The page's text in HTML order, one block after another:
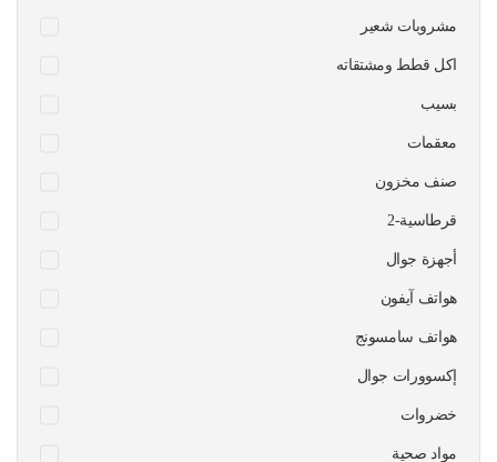
مشروبات شعير
اكل قطط ومشتقاته
بسيب
معقمات
صنف مخزون
قرطاسية-2
أجهزة جوال
هواتف آيفون
هواتف سامسونج
إكسوورات جوال
خضروات
مواد صحية